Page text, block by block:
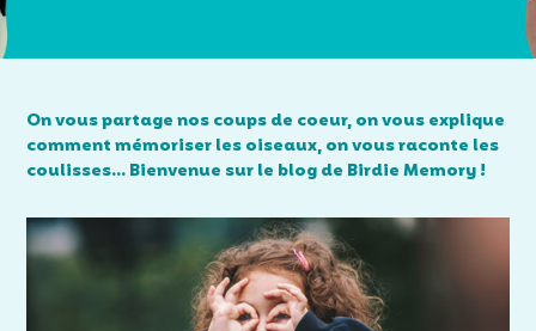
On vous partage nos coups de coeur, on vous explique
comment mémoriser les oiseaux, on vous raconte les
coulisses… Bienvenue sur le blog de Birdie Memory !